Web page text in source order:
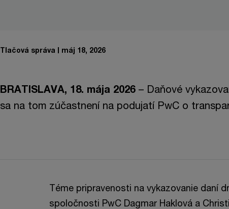
Tlačová správa máj 18, 2026
BRATISLAVA, 18. mája 2026– Daňové
sa na tom zúčastnení na podujatí PwC o
Téme pripravenosti na vykazovanie daní
spoločnosti PwC Dagmar Haklová a